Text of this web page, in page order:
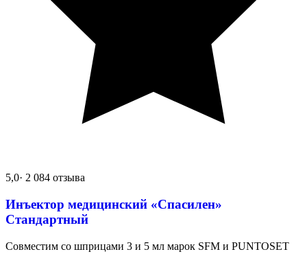
5,0· 2 084 отзыва
Инъектор медицинский «Спасилен»
Стандартный
Совместим со шприцами 3 и 5 мл марок SFM и PUNTOSET